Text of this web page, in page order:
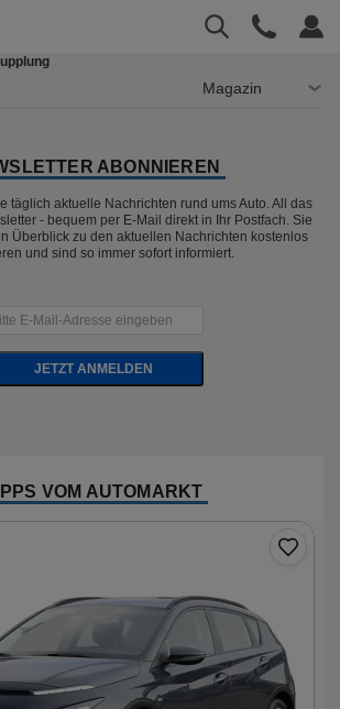
Magazin
ABONNIEREN
täglich aktuelle Nachrichten rund ums Auto. All das
- bequem per E-Mail direkt in Ihr Postfach. Sie
Überblick zu den aktuellen Nachrichten kostenlos
und sind so immer sofort informiert.
JETZT ANMELDEN
VOM AUTOMARKT